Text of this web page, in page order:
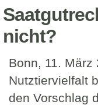
nicht?
Bonn, 11.
Nutztiervielfalt
den Vorschlag